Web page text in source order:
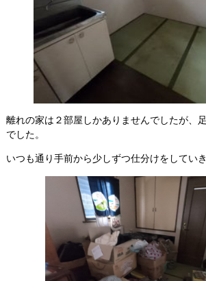
離れの家は２部屋しかありませんでしたが、
でした。
いつも通り手前から少しずつ仕分けをしていき